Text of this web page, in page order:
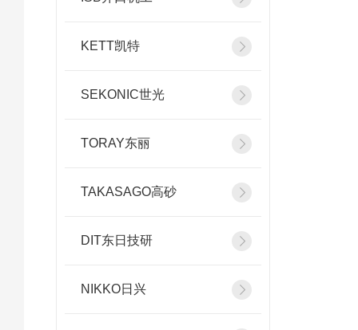
KETT凯特
SEKONIC世光
TORAY东丽
TAKASAGO高砂
DIT东日技研
NIKKO日兴